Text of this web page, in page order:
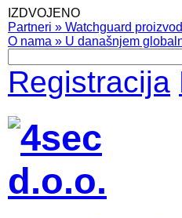
IZDVOJENO
Partneri » Watchguard
O nama » U današnjem
Registracija